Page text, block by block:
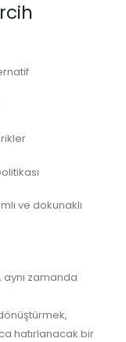
ve dokunaklı
zamanda
hatırlanacak bir